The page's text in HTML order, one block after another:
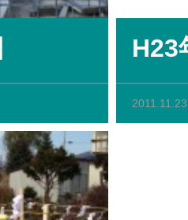
H23
2011.11.23